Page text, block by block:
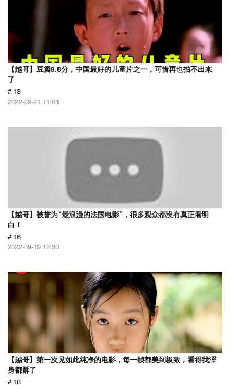
【越哥】豆瓣8.8分，中国最好的儿童片之一，可惜再也拍不出来
了
# 13
2022-09-21 11:04
【越哥】被誉为“最浪漫的法国电影”，很多观众都没有真正看明
白！
# 16
2022-09-19 12:30
【越哥】第一次见如此纯净的电影，每一帧都美到极致，看得我浑
身都酥了
# 18